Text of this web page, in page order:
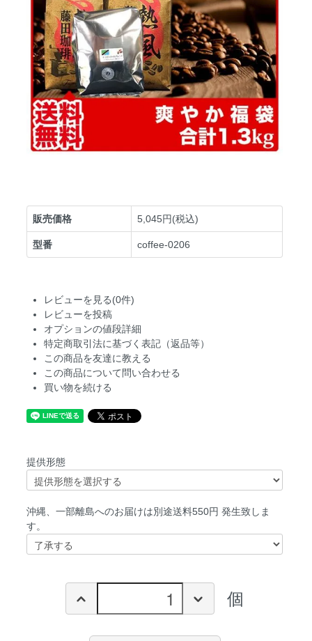
販売価格 5,045円(税込)
型番 coffee-0206
レビューを見る(0件)
レビューを投稿
オプションの値段詳細
特定商取引法に基づく表記（返品等）
この商品を友達に教える
この商品について問い合わせる
買い物を続ける
提供形態
沖縄、一部離島へのお届けは別途送料550円 発生致しま
す。
個